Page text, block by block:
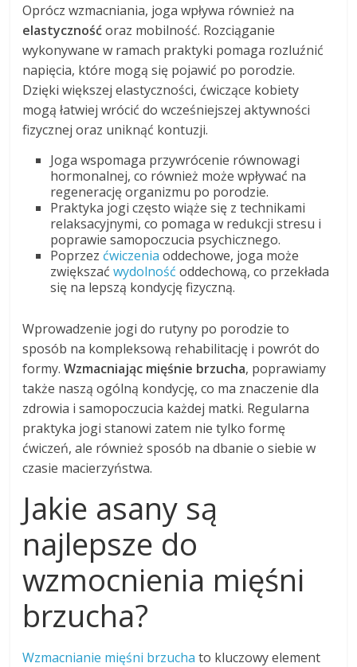
Oprócz wzmacniania, joga wpływa również na
elastycznośćoraz mobilność. Rozciąganie
wykonywane w ramach praktyki pomaga rozluźnić
napięcia, które mogą się pojawić po porodzie.
Dzięki większej elastyczności, ćwiczące kobiety
mogą łatwiej wrócić do wcześniejszej aktywności
fizycznej oraz uniknąć kontuzji.
Joga wspomaga przywrócenie równowagi
hormonalnej, co również może wpływać na
regenerację organizmu po porodzie.
Praktyka jogi często wiąże się z technikami
relaksacyjnymi, co pomaga w redukcji stresu i
poprawie samopoczucia psychicznego.
Poprzez ćwiczenia oddechowe, joga może
zwiększaćwydolność oddechową, co przekłada
się na lepszą kondycję fizyczną.
Wprowadzenie jogi do rutyny po porodzie to
sposób na kompleksową rehabilitację i powrót do
formy.Wzmacniając mięśnie brzucha, poprawiamy
także naszą ogólną kondycję, co ma znaczenie dla
zdrowia i samopoczucia każdej matki. Regularna
praktyka jogi stanowi zatem nie tylko formę
ćwiczeń, ale również sposób na dbanie o siebie w
czasie macierzyństwa.
Jakie asany są
najlepsze do
wzmocnienia mięśni
brzucha?
Wzmacnianie mięśni brzucha to kluczowy element